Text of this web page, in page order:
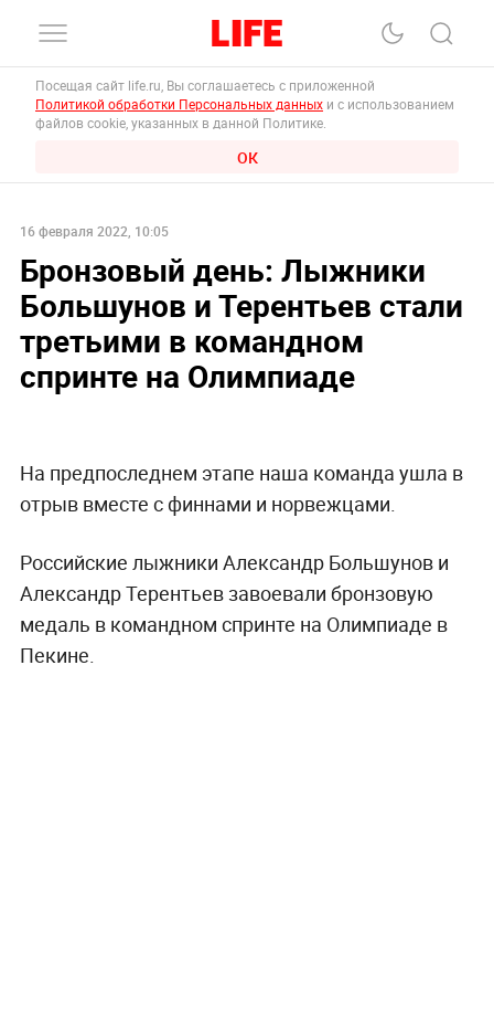
Посещая сайт life.ru, Вы соглашаетесь с приложенной
Политикой обработки Персональных данных и с использованием
файлов cookie, указанных в данной Политике.
ОК
16 февраля 2022, 10:05
Бронзовый день: Лыжники
Большунов и Терентьев стали
третьими в командном
спринте на Олимпиаде
На предпоследнем этапе наша команда ушла в
отрыв вместе с финнами и норвежцами.
Российские лыжники Александр Большунов и
Александр Терентьев завоевали бронзовую
медаль в командном спринте на Олимпиаде в
Пекине.